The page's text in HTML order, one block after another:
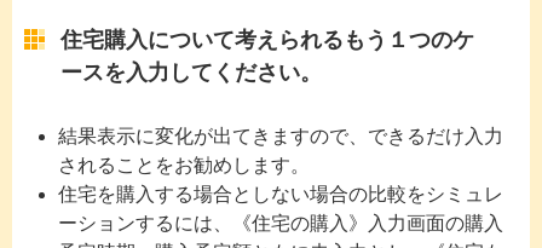
住宅購入について考えられるもう１つのケ
ースを入力してください。
結果表示に変化が出てきますので、できるだけ入力
されることをお勧めします。
住宅を購入する場合としない場合の比較をシミュレ
ーションするには、《住宅の購入》入力画面の購入